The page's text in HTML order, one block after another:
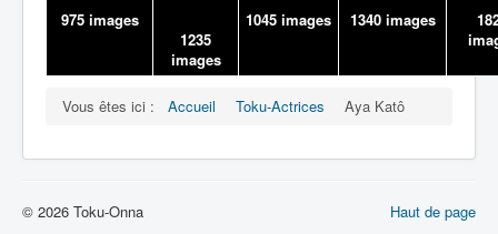
975 images
1235
images
1045 images 1340 images
Vous êtes ici : Accueil Toku-Actrices Aya Katô
Haut de page
© 2026 Toku-Onna